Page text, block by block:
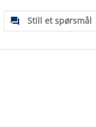
Still et spørsmål